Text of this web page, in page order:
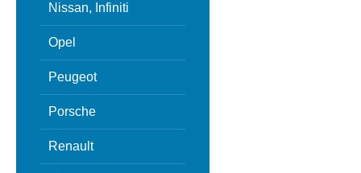
Nissan, Infiniti
Opel
Peugeot
Porsche
Renault